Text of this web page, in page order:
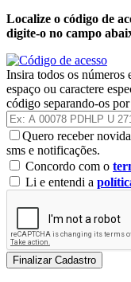
Localize o código de
digite-o no campo
Insira todos os números
espaço ou caractere
código separando-os
Quero receber
sms e notificações.
Concordo com o
Li e entendi a